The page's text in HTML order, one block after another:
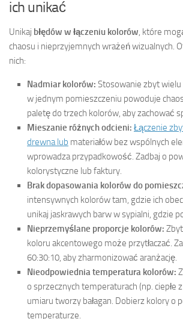
ich unikać
Unikaj błędów w łączeniu kolorów , które
chaosu i nieprzyjemnych wrażeń wizualnych.
nich:
Nadmiar kolorów: Stosowanie zbyt
w jednym pomieszczeniu powoduje
paletę do trzech kolorów, aby zachować
Mieszanie różnych odcieni: Łączenie
drewna lub materiałów bez wspólnych
wprowadza przypadkowość. Zadbaj o
kolorystyczne lub faktury.
Brak dopasowania kolorów do
intensywnych kolorów tam, gdzie ich
unikaj jaskrawych barw w sypialni, gdzie
Nieprzemyślane proporcje kolorów:
koloru akcentowego może przytłaczać.
60:30:10, aby zharmonizować aranżację.
Nieodpowiednia temperatura kolorów:
o sprzecznych temperaturach (np. ciepłe
umiaru tworzy bałagan. Dobierz kolory o
temperaturze.